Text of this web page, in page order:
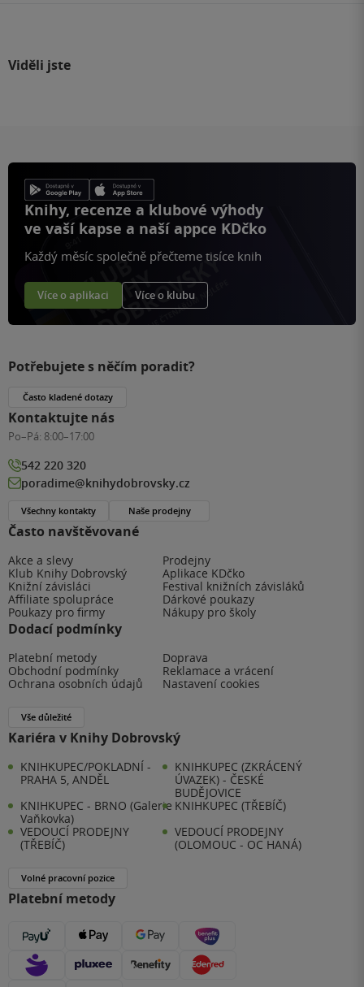
Viděli jste
Knihy, recenze a klubové výhody
ve vaší kapse a naší appce KDčko
Každý měsíc společně přečteme tisíce knih
Více o aplikaci Více o klubu
Často navštěvované
Akce a slevy
Prodejny
Klub Knihy Dobrovský
Aplikace KDčko
Knižní závisláci
Festival knižních závisláků
Affiliate spolupráce
Dárkové poukazy
Poukazy pro firmy
Nákupy pro školy
Dodací podmínky
Platební metody
Doprava
Obchodní podmínky
Reklamace a vrácení
Ochrana osobních údajů
Nastavení cookies
Vše důležité
Kariéra v Knihy Dobrovský
KNIHKUPEC/POKLADNÍ -
PRAHA 5, ANDĚL
KNIHKUPEC (ZKRÁCENÝ
ÚVAZEK) - ČESKÉ
BUDĚJOVICE
KNIHKUPEC - BRNO (Galerie
Vaňkovka)
KNIHKUPEC (TŘEBÍČ)
VEDOUCÍ PRODEJNY
(TŘEBÍČ)
VEDOUCÍ PRODEJNY
(OLOMOUC - OC HANÁ)
Volné pracovní pozice
Platební metody
Potřebujete s něčím poradit?
Často kladené dotazy
Kontaktujte nás
Po–Pá: 8:00–17:00
542 220 320
poradime@knihydobrovsky.cz
Všechny kontakty Naše prodejny